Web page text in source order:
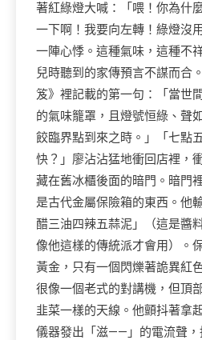
著紅綠燈大喊：「喂！你為什
一下啊！我要向左轉！綠燈沒
一陣心悸。這種氣味，這種不
兒時聽到的家傳預言不謀而合
笈》裡記載的第一句：「當世
的氣味籠罩，且燈號恒綠、聲
餃臨界點到來之時。」「七點
快？」廖沾沾猛地衝回店裡，
藏在舊冰櫃後面的暗門。暗門
是古代金屬保險箱的東西。他
醋三油四辣五蒜泥」（這是醬
像他這樣的傳統派才會用）。
黃金，只有一個閃爍著詭異紅
很像一個老式的對講機，但頂
韭菜一樣的天線。他顫抖著拿
儀器發出「滋——」的電流聲，